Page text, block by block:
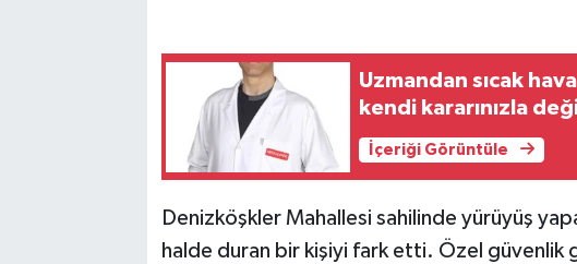
Uzmandan sıcak
kendi kararınızla
İçeriği Görüntüle
Denizköşkler Mahallesi sahilinde yürüyüş
halde duran bir kişiyi fark etti. Özel güvenlik